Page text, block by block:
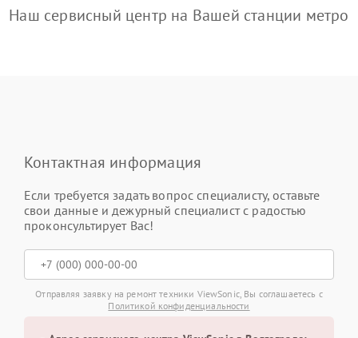
Наш сервисный центр на Вашей станции метро
Контактная информация
Если требуется задать вопрос специалисту, оставьте
свои данные и дежурный специалист с радостью
проконсультирует Вас!
Отправляя заявку на ремонт техники ViewSonic, Вы соглашаетесь с
Политикой конфиденциальности